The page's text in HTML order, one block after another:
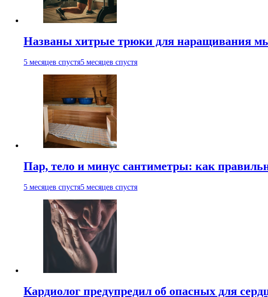
Названы хитрые трюки для наращивания
5 месяцев спустя5 месяцев спустя
Пар, тело и минус сантиметры: как
5 месяцев спустя5 месяцев спустя
Кардиолог предупредил об опасных для